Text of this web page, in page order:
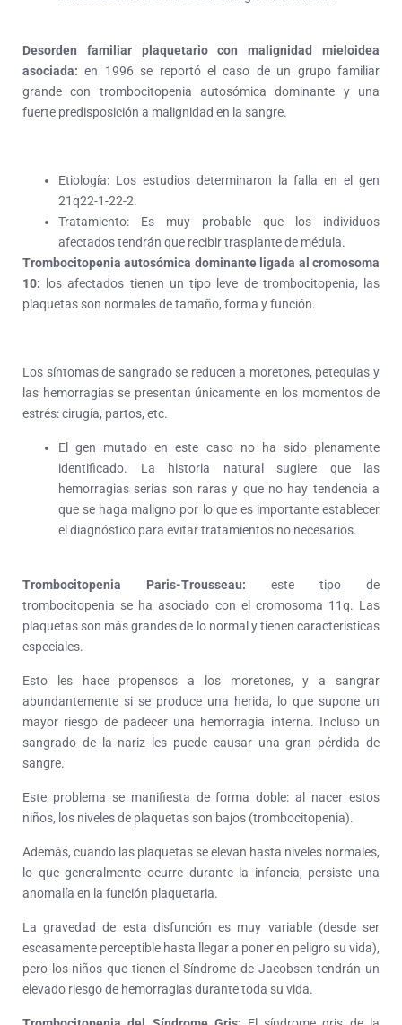
Desorden familiar plaquetario con malignidad mieloidea
asociada: en 1996 se reportó el caso de un grupo familiar
grande con trombocitopenia autosómica dominante y una
fuerte predisposición a malignidad en la sangre.
Etiología: Los estudios determinaron la falla en el gen
21q22-1-22-2.
Tratamiento: Es muy probable que los individuos
afectados tendrán que recibir trasplante de médula.
Trombocitopenia autosómica dominante ligada al cromosoma
10:
los afectados tienen un tipo leve de trombocitopenia, las
plaquetas son normales de tamaño, forma y función.
Los síntomas de sangrado se reducen a moretones, petequias y
las hemorragias se presentan únicamente en los momentos de
estrés: cirugía, partos, etc.
El gen mutado en este caso no ha sido plenamente
identificado. La historia natural sugiere que las
hemorragias serias son raras y que no hay tendencia a
que se haga maligno por lo que es importante establecer
el diagnóstico para evitar tratamientos no necesarios.
Trombocitopenia Paris-Trousseau: este tipo de
trombocitopenia se ha asociado con el cromosoma 11q. Las
plaquetas son más grandes de lo normal y tienen características
especiales.
Esto les hace propensos a los moretones, y a sangrar
abundantemente si se produce una herida, lo que supone un
mayor riesgo de padecer una hemorragia interna. Incluso un
sangrado de la nariz les puede causar una gran pérdida de
sangre.
Este problema se manifiesta de forma doble: al nacer estos
niños, los niveles de plaquetas son bajos (trombocitopenia).
Además, cuando las plaquetas se elevan hasta niveles normales,
lo que generalmente ocurre durante la infancia, persiste una
anomalía en la función plaquetaria.
La gravedad de esta disfunción es muy variable (desde ser
escasamente perceptible hasta llegar a poner en peligro su vida),
pero los niños que tienen el Síndrome de Jacobsen tendrán un
elevado riesgo de hemorragias durante toda su vida.